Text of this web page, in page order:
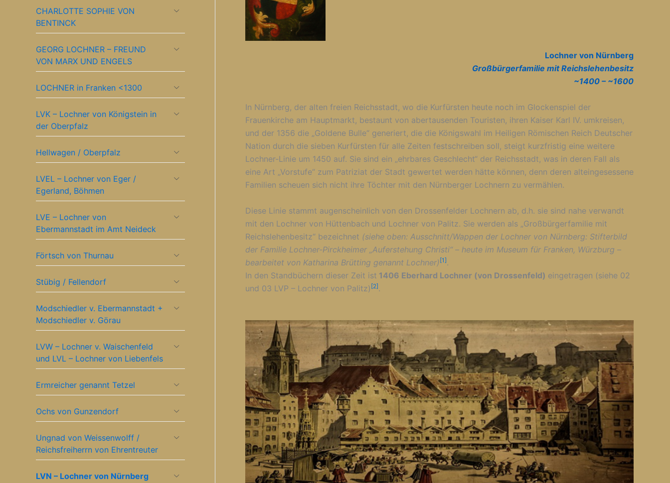
CHARLOTTE SOPHIE VON
BENTINCK
GEORG LOCHNER – FREUND
VON MARX UND ENGELS
LOCHNER in Franken <1300
LVK – Lochner von Königstein in
der Oberpfalz
Hellwagen / Oberpfalz
LVEL – Lochner von Eger /
Egerland, Böhmen
LVE – Lochner von
Ebermannstadt im Amt Neideck
Förtsch von Thurnau
Stübig / Fellendorf
Modschiedler v. Ebermannstadt +
Modschiedler v. Görau
LVW – Lochner v. Waischenfeld
und LVL – Lochner von Liebenfels
Ermreicher genannt Tetzel
Ochs von Gunzendorf
Ungnad von Weissenwolff /
Reichsfreiherrn von Ehrentreuter
LVN – Lochner von Nürnberg
Lochner von Nürnberg
Großbürgerfamilie mit Reichslehenbesitz
~1400 – ~1600
In Nürnberg, der alten freien Reichsstadt, wo die Kurfürsten heute noch im Glockenspiel der
Frauenkirche am Hauptmarkt, bestaunt von abertausenden Touristen, ihren Kaiser Karl IV. umkreisen,
und der 1356 die „Goldene Bulle“ generiert, die die Königswahl im Heiligen Römischen Reich Deutscher
Nation durch die sieben Kurfürsten für alle Zeiten festschreiben soll, steigt kurzfristig eine weitere
Lochner-Linie um 1450 auf. Sie sind ein „ehrbares Geschlecht“ der Reichsstadt, was in deren Fall als
eine Art „Vorstufe“ zum Patriziat der Stadt gewertet werden hätte können, denn deren alteingesessene
Familien scheuen sich nicht ihre Töchter mit den Nürnberger Lochnern zu vermählen.
Diese Linie stammt augenscheinlich von den Drossenfelder Lochnern ab, d.h. sie sind nahe verwandt
mit den Lochner von Hüttenbach und Lochner von Palitz. Sie werden als „Großbürgerfamilie mit
Reichslehenbesitz“ bezeichnet (siehe oben: Ausschnitt/Wappen der Lochner von Nürnberg: Stifterbild
der Familie Lochner-Pirckheimer „Auferstehung Christi“ – heute im Museum für Franken, Würzburg –
bearbeitet von Katharina Brütting genannt Lochner) [1].
In den Standbüchern dieser Zeit ist 1406 Eberhard Lochner (von Drossenfeld) eingetragen (siehe 02
und 03 LVP – Lochner von Palitz) [2].